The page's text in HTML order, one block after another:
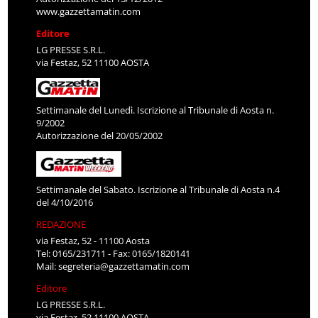
www.gazzettamatin.com
Editore
LG PRESSE S.R.L.
via Festaz, 52 11100 AOSTA
Settimanale del Lunedì. Iscrizione al Tribunale di Aosta n.
9/2002
Autorizzazione del 20/05/2002
Settimanale del Sabato. Iscrizione al Tribunale di Aosta n.4
del 4/10/2016
REDAZIONE
via Festaz, 52 - 11100 Aosta
Tel: 0165/231711 - Fax: 0165/1820141
Mail:segreteria@gazzettamatin.com
Editore
LG PRESSE S.R.L.